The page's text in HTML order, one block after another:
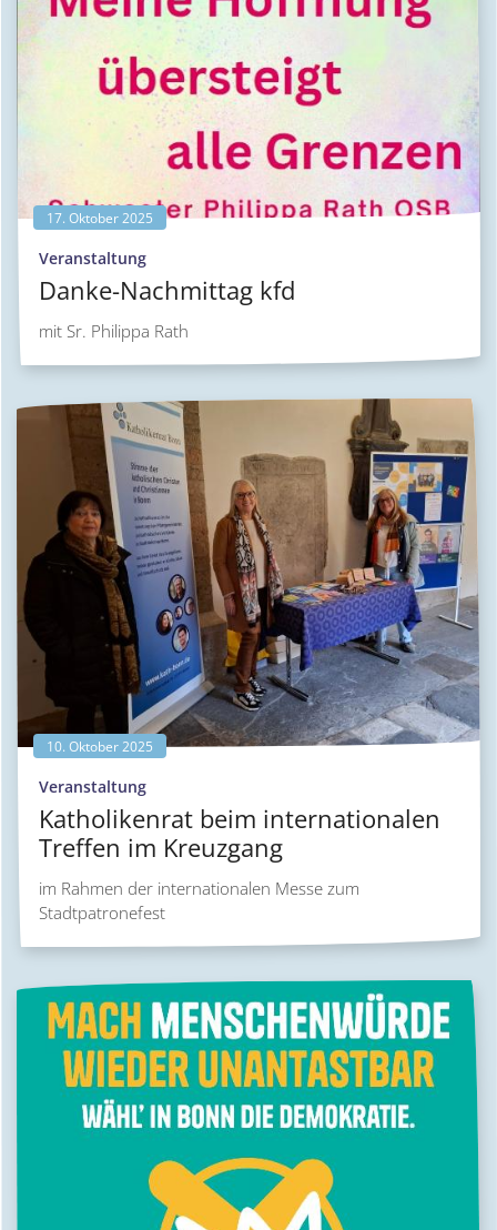
Veranstaltung:
Danke-Nachmittag kfd
17. Oktober 2025
mit Sr. Philippa Rath
Veranstaltung:
Katholikenrat beim internationalen
Treffen im Kreuzgang
10. Oktober 2025
im Rahmen der internationalen Messe zum
Stadtpatronefest